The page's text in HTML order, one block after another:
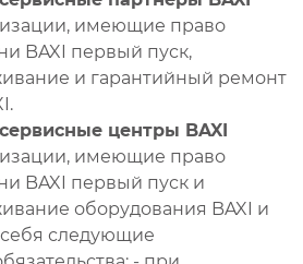
имеющие право
BAXI первый пуск,
и гарантийный ремонт
центры BAXI
имеющие право
BAXI первый пуск и
оборудования BAXI и
следующие